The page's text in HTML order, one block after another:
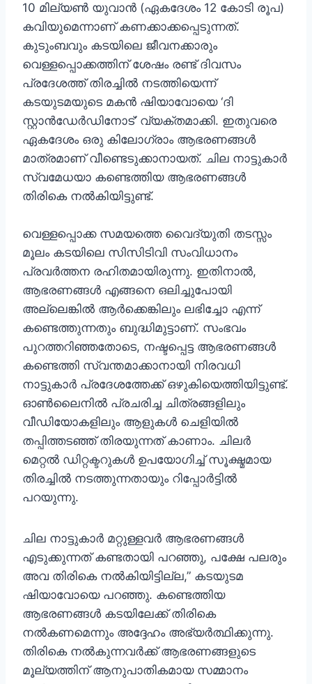
10 മില്യൺ യുവാൻ (ഏകദേശം 12 കോടി രൂപ)
കവിയുമെന്നാണ് കണക്കാക്കപ്പെടുന്നത്.
കുടുംബവും കടയിലെ ജീവനക്കാരും
വെള്ളപ്പൊക്കത്തിന് ശേഷം രണ്ട് ദിവസം
പ്രദേശത്ത് തിരച്ചിൽ നടത്തിയെന്ന്
കടയുടമയുടെ മകൻ ഷിയാവോയെ ‘ദി
സ്റ്റാൻഡേർഡിനോട്’ വ്യക്തമാക്കി. ഇതുവരെ
ഏകദേശം ഒരു കിലോഗ്രാം ആഭരണങ്ങൾ
മാത്രമാണ് വീണ്ടെടുക്കാനായത്. ചില നാട്ടുകാർ
സ്വമേധയാ കണ്ടെത്തിയ ആഭരണങ്ങൾ
തിരികെ നൽകിയിട്ടുണ്ട്.
വെള്ളപ്പൊക്ക സമയത്തെ വൈദ്യുതി തടസ്സം
മൂലം കടയിലെ സിസിടിവി സംവിധാനം
പ്രവർത്തന രഹിതമായിരുന്നു. ഇതിനാൽ,
ആഭരണങ്ങൾ എങ്ങനെ ഒലിച്ചുപോയി
അല്ലെങ്കിൽ ആർക്കെങ്കിലും ലഭിച്ചോ എന്ന്
കണ്ടെത്തുന്നതും ബുദ്ധിമുട്ടാണ്. സംഭവം
പുറത്തറിഞ്ഞതോടെ, നഷ്ടപ്പെട്ട ആഭരണങ്ങൾ
കണ്ടെത്തി സ്വന്തമാക്കാനായി നിരവധി
നാട്ടുകാർ പ്രദേശത്തേക്ക് ഒഴുകിയെത്തിയിട്ടുണ്ട്.
ഓൺലൈനിൽ പ്രചരിച്ച ചിത്രങ്ങളിലും
വീഡിയോകളിലും ആളുകൾ ചെളിയിൽ
തപ്പിത്തടഞ്ഞ് തിരയുന്നത് കാണാം. ചിലർ
മെറ്റൽ ഡിറ്റക്ടറുകൾ ഉപയോഗിച്ച് സൂക്ഷ്മമായ
തിരച്ചിൽ നടത്തുന്നതായും റിപ്പോർട്ടിൽ
പറയുന്നു.
ചില നാട്ടുകാർ മറ്റുള്ളവർ ആഭരണങ്ങൾ
എടുക്കുന്നത് കണ്ടതായി പറഞ്ഞു, പക്ഷേ പലരും
അവ തിരികെ നൽകിയിട്ടില്ല,” കടയുടമ
ഷിയാവോയെ പറഞ്ഞു. കണ്ടെത്തിയ
ആഭരണങ്ങൾ കടയിലേക്ക് തിരികെ
നൽകണമെന്നും അദ്ദേഹം അഭ്യർത്ഥിക്കുന്നു.
തിരികെ നൽകുന്നവർക്ക് ആഭരണങ്ങളുടെ
മൂല്യത്തിന് ആനുപാതികമായ സമ്മാനം